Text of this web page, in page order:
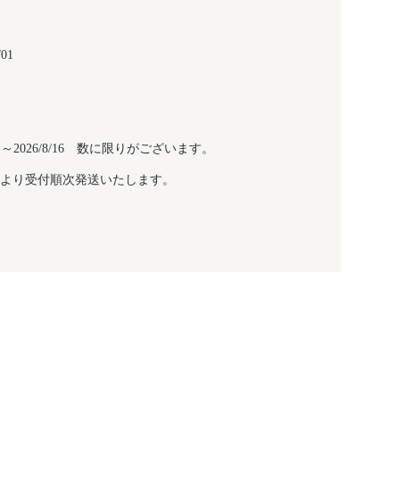
～2026/8/16 数に限りがございます。
り受付順次発送いたします。